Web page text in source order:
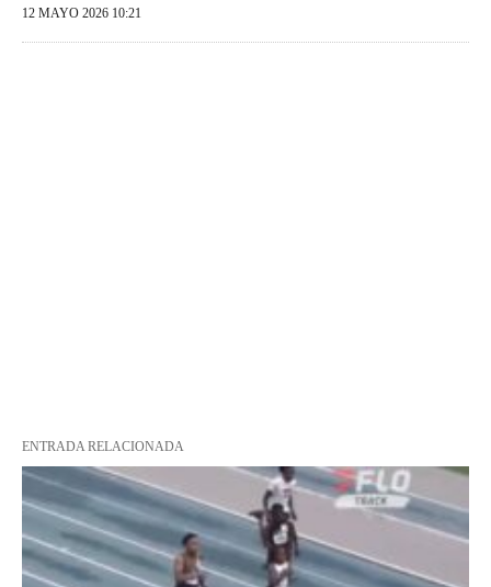
12 MAYO 2026 10:21
ENTRADA RELACIONADA